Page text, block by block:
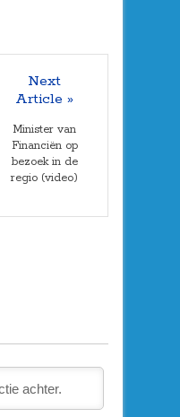
Next
Article »
Minister van
Financiën op
bezoek in de
regio (video)